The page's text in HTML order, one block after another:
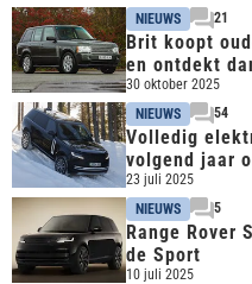
NIEUWS
21
Brit koopt
en ontdekt
eigenaar was
30 oktober 2025
NIEUWS
54
Volledig
volgend jaar
23 juli 2025
NIEUWS
5
Range Rover
de Sport
10 juli 2025